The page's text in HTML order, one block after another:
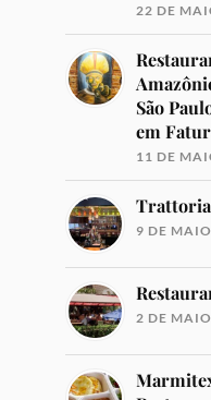
22 DE
São
em
11 DE
9 DE
2 DE